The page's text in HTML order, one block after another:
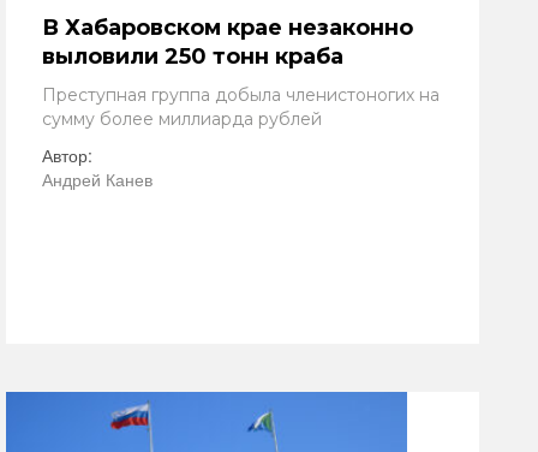
В Хабаровском крае незаконно
выловили 250 тонн краба
Преступная группа добыла членистоногих на
сумму более миллиарда рублей
Автор:
Андрей Канев